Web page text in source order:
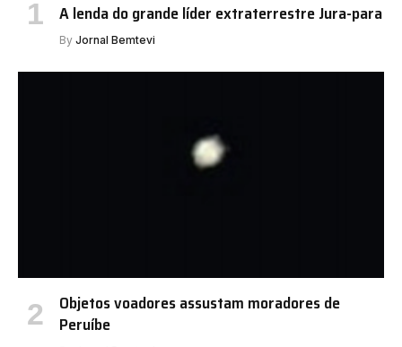
A lenda do grande líder extraterrestre Jura-para
By Jornal Bemtevi
Objetos voadores assustam moradores de
Peruíbe